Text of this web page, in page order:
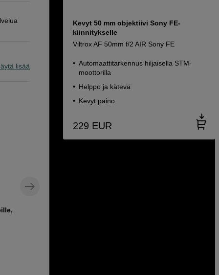
lisää
Kevyt 50 mm objektiivi Sony FE-
kiinnitykselle
Viltrox AF 50mm f/2 AIR Sony FE
Automaattitarkennus hiljaisella STM-
moottorilla
Helppo ja kätevä
Kevyt paino
229 EUR